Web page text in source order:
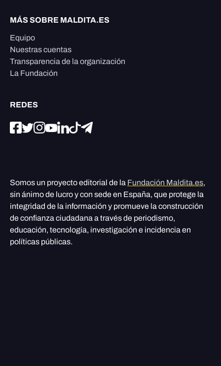
MÁS SOBRE MALDITA.ES
Equipo
Nuestras cuentas
Transparencia de la organización
La Fundación
REDES
Somos un proyecto editorial de la Fundación Maldita.es,
sin ánimo de lucro y con sede en España, que protege la
integridad de la información y promueve la construcción
de confianza ciudadana a través de periodismo,
educación, tecnología, investigación e incidencia en
políticas públicas.